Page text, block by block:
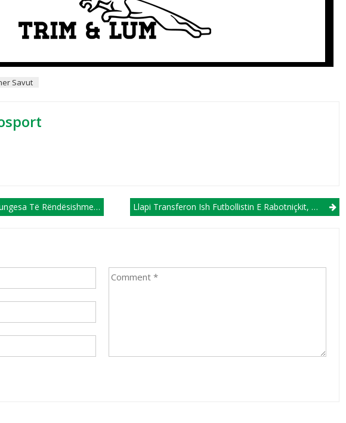
Savut
Në Mesfushë Sonte Kundër Liverpullit! Llapi Transferon Ish Futbollistin E Rabotniçkit, Suad Sahiti